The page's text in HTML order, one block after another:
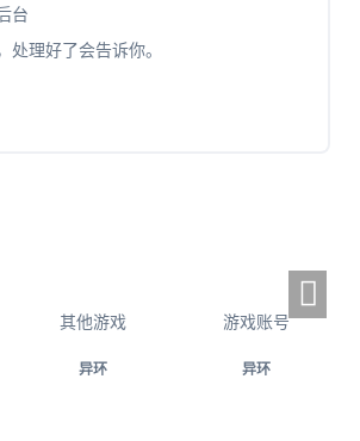
台
理好了会告诉你。
其他游戏
异环
游戏账号
异环